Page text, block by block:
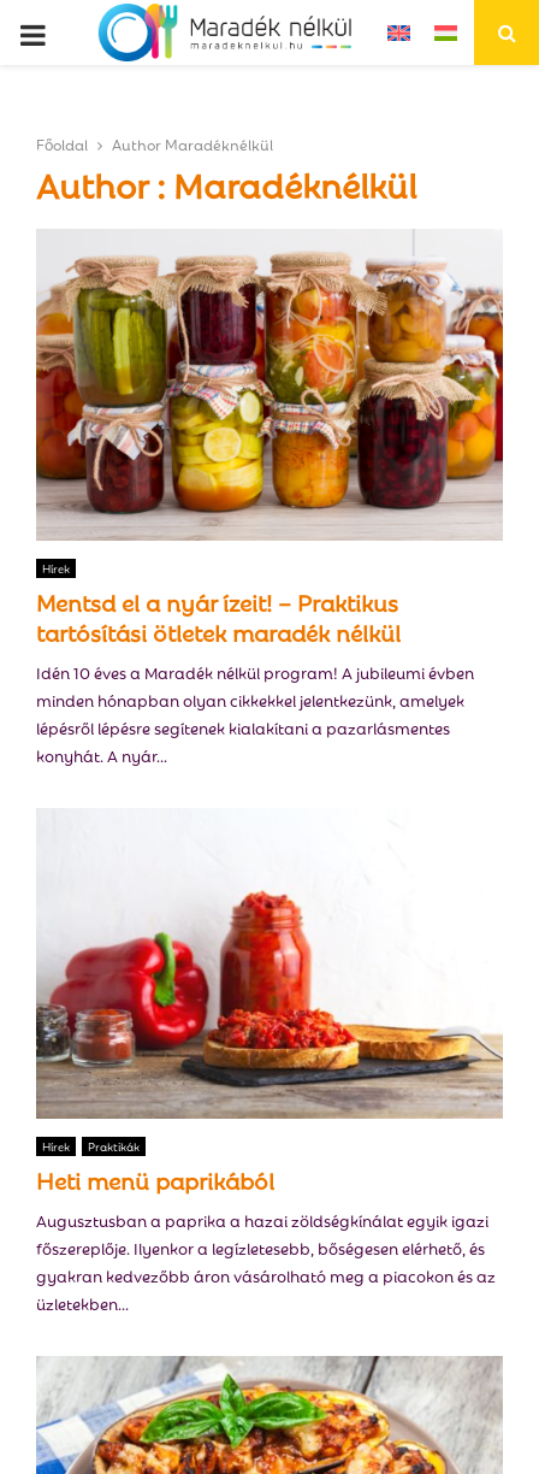
P
M
A
R
M
N
U
Főoldal Author Maradéknélkül
Author : Maradéknélkül
Hírek
Mentsd el a nyár ízeit! – Praktikus
tartósítási ötletek maradék nélkül
Idén 10 éves a Maradék nélkül program! A jubileumi évben
minden hónapban olyan cikkekkel jelentkezünk, amelyek
lépésről lépésre segítenek kialakítani a pazarlásmentes
konyhát. A nyár...
Hírek Praktikák
Heti menü paprikából
Augusztusban a paprika a hazai zöldségkínálat egyik igazi
főszereplője. Ilyenkor a legízletesebb, bőségesen elérhető, és
gyakran kedvezőbb áron vásárolható meg a piacokon és az
üzletekben...